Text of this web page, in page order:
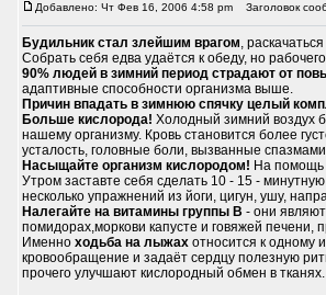
Добавлено: Чт Фев 16, 2006 4:58 pm Заголовок
Будильник стал злейшим врагом,
Собрать себя едва удаётся к обеду, но
90% людей в зимний период страдают от
адаптивные способности организма выше.
Причин впадать в зимнюю спячку целый
Больше кислорода! Холодный зимний воздух
нашему организму. Кровь становится более
усталость, головные боли, вызванные
Насыщайте организм кислородом! На помощь
Утром заставте себя сделать 10 - 15 -
несколько упражнений из йоги, цигун, ушу,
Налегайте на витамины группы В - они
помидорах,моркови капусте и говяжей печени,
Именно ходьба на лыжах относится к одному
кровообращение и задаёт сердцу полезную
прочего улучшают кислородный обмен в тканях.